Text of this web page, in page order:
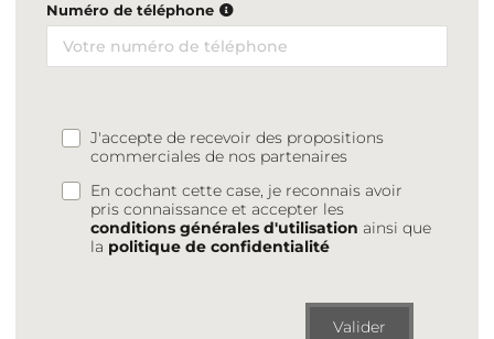
Numéro de téléphone
J'accepte de recevoir des propositions
commerciales de nos partenaires
En cochant cette case, je reconnais avoir
pris connaissance et accepter les
conditions générales d'utilisation ainsi que
la politique de confidentialité
Valider